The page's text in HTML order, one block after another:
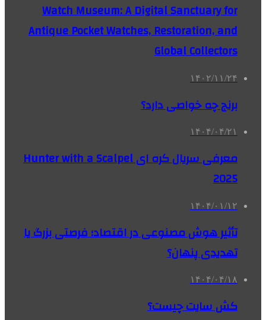
Watch Museum: A Digital Sanctuary for
Antique Pocket Watches, Restoration, and
Global Collectors
۱۴۰۲/۱۱/۲۴
برنج چه خواصی دارد؟
۱۴۰۴/۰۴/۲۱
معرفی سریال کره ای Hunter with a Scalpel
2025
۱۴۰۴/۰۱/۱۲
تأثیر هوش مصنوعی در اقتصاد؛ فرصتی بزرگ یا
تهدیدی پنهان؟
۱۴۰۴/۰۴/۱۸
کش سایت چیست؟